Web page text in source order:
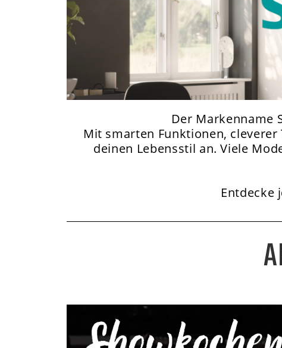
Der Markenname
Mit smarten Funktionen,
deinen Lebensstil an. Viele
Entdecke